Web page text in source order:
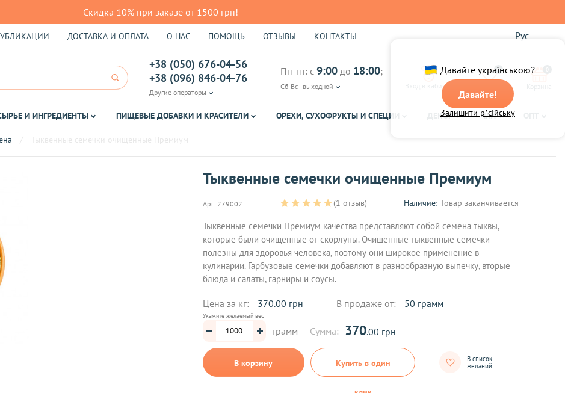
Скидка 10% при заказе от 1500 грн!
Давайте українською?
Давайте!
Залишити р*сійську
ДОСТАВКА И ОПЛАТА О НАС ПОМОЩЬ ОТЗЫВЫ КОНТАКТЫ Рус
+38 (050) 676-04-56
+38 (096) 846-04-76
Другие операторы
Пн-пт: с 9:00 до 18:00;
Сб-Вс - выходной Вход в кабинет
0
И ИНГРЕДИЕНТЫ ПИЩЕВЫЕ ДОБАВКИ И КРАСИТЕЛИ ОРЕХИ, СУХОФРУКТЫ И СПЕЦИИ ДЕКОР ЧАЙ
Тыквенные семечки очищенные Премиум
Арт: 279002 (1 отзыв) Наличие: Товар заканчивается
Тыквенные семечки Премиум качества представляют собой семена тыквы,
которые были очищенные от скорлупы. Очищенные тыквенные семечки
полезны для здоровья человека, поэтому они широкое применение в
кулинарии. Гарбузовые семечки добавляют в разнообразную выпечку, вторые
блюда и салаты, гарниры и соусы.
Цена за кг: 370.00 грн В продаже от: 50 грамм
Укажите желаемый вес
грамм Сумма: 370.00 грн
В корзину Купить в один
В список
желаний